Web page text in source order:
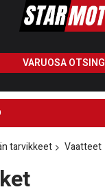
VARUOSA OTSING
tarvikkeet Vaatteet